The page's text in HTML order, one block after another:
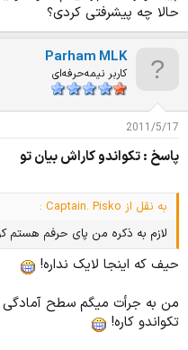
حالا چه پیشرفتی کردی؟
Parham MLK
کاربر نیمه‌حرفه‌ای
2011/5/17
پاسخ : تکواندو کاراش بیان تو
به نقل از Captain. Pisko :
لازم به ذکره من پای حرفم هستم
حیف که اینجا لایک نداره!
من به جرأت میگم سطح آمادگی
تکواندو کاره!